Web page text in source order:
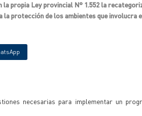
propia Ley provincial N° 1.552 la
protección de los ambientes que involucra
necesarias para implementar un